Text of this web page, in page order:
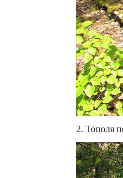
2. Тополя